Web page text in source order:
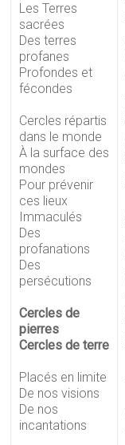
Les Terres
sacrées
Des terres
profanes
Profondes et
fécondes
Cercles répartis
dans le monde
À la surface des
mondes
Pour prévenir
ces lieux
Immaculés
Des
profanations
Des
persécutions
Cercles de
pierres
Cercles de terre
Placés en limite
De nos visions
De nos
incantations